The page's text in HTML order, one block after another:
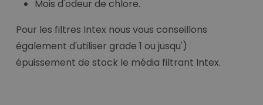
Mois d'odeur de chlore.
Pour les filtres Intex nous vous conseillons
également d'utiliser grade 1 ou jusqu')
épuissement de stock le média filtrant Intex.